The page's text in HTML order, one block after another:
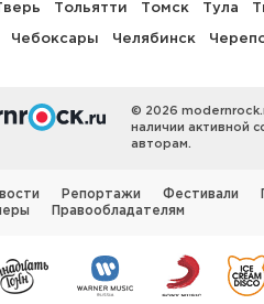
Тольятти Томск Тула
Чебоксары Челябинск
© 2026
наличии активной
авторам.
Репортажи Фестивали
Правообладателям